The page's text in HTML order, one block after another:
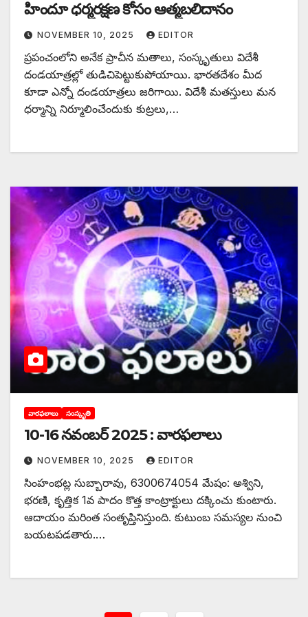
హిందూ ధర్మరక్షణ కోసం ఆత్మబలిదానం
NOVEMBER 10, 2025 EDITOR
ప్రపంచంలోని అనేక ప్రాచీన మతాలు, సంస్కృతులు విదేశీ
దండయాత్రల్లో తుడిచిపెట్టుకుపోయాయి. భారతదేశం మీద
కూడా ఎన్నో దండయాత్రలు జరిగాయి. విదేశీ మతస్తులు మన
ధర్మాన్ని నిర్మూలించేందుకు కుట్రలు,…
వారఫలాలు సంస్కృతి
10-16 నవంబర్ 2025 : వారఫలాలు
NOVEMBER 10, 2025 EDITOR
సింహంభట్ల సుబ్బారావు, 6300674054 మేషం: అశ్విని,
భరణి, కృత్తిక 1వ పాదం కొత్త కాంట్రాక్టులు దక్కించు కుంటారు.
ఆదాయం మరింత సంతృప్తినిస్తుంది. కుటుంబ సమస్యల నుంచి
బయటపడతారు.…